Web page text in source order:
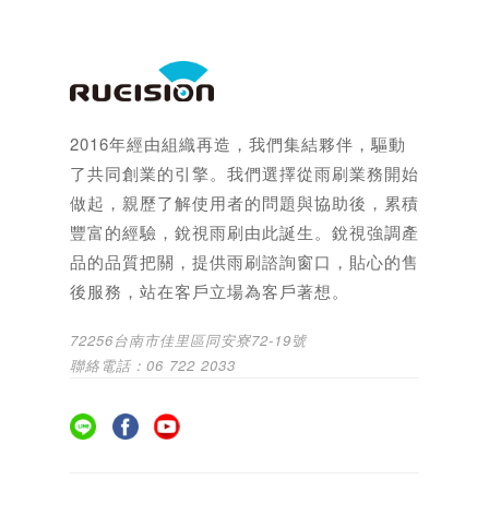
2016年經由組織再造，我們集結夥伴，驅動
了共同創業的引擎。我們選擇從雨刷業務開始
做起，親歷了解使用者的問題與協助後，累積
豐富的經驗，銳視雨刷由此誕生。銳視強調產
品的品質把關，提供雨刷諮詢窗口，貼心的售
後服務，站在客戶立場為客戶著想。
72256台南市佳里區同安寮72-19號
聯絡電話：06 722 2033